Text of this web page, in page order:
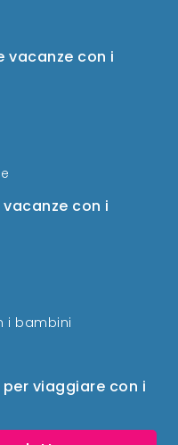
viaggiare con i
vacanze con i
con i
i bambini